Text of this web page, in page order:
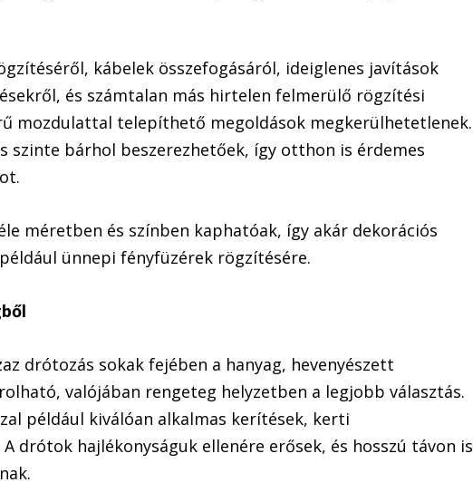
kábelek összefogásáról, ideiglenes javítások
és számtalan más hirtelen felmerülő rögzítési
mozdulattal telepíthető megoldások megkerülhetetlenek.
szinte bárhol beszerezhetőek, így otthon is érdemes
méretben és színben kaphatóak, így akár dekorációs
ünnepi fényfüzérek rögzítésére.
drótozás sokak fejében a hanyag, hevenyészett
valójában rengeteg helyzetben a legjobb választás.
például kiválóan alkalmas kerítések, kerti
drótok hajlékonyságuk ellenére erősek, és hosszú távon is